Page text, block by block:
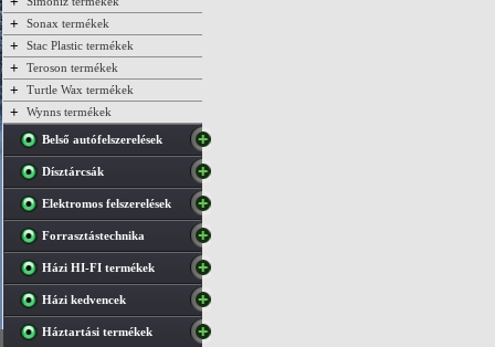
+ Sonax termékek
+ Stac Plastic termékek
+ Teroson termékek
+ Turtle Wax termékek
+ Wynns termékek
Belső autófelszerelések
Dísztárcsák
Elektromos felszerelések
Forrasztástechnika
Házi HI-FI termékek
Házi kedvencek
Háztartási termékek